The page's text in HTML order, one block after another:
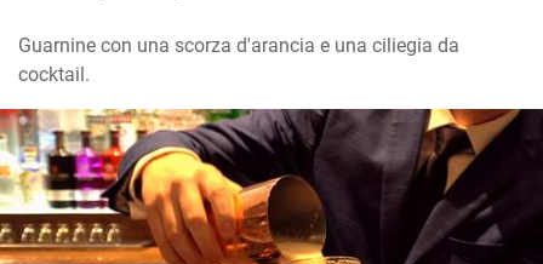
Guarnine con una scorza d'arancia e una ciliegia da
cocktail.